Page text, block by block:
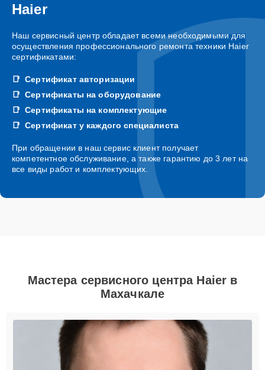
Haier
Наш сервисный центр обладает всеми необходимыми для
осуществления профессионального ремонта техники Haier
сертификатами:
Сертификат авторизации
Сертификаты на оборудование
Сертификаты на комплектующие
Сертификат у каждого специалиста
При обращении в наш сервис клиент получает
компетентное обслуживание, а также гарантию до 3 лет на
все виды работ и комплектующих.
Мастера сервисного центра Haier в
Махачкале